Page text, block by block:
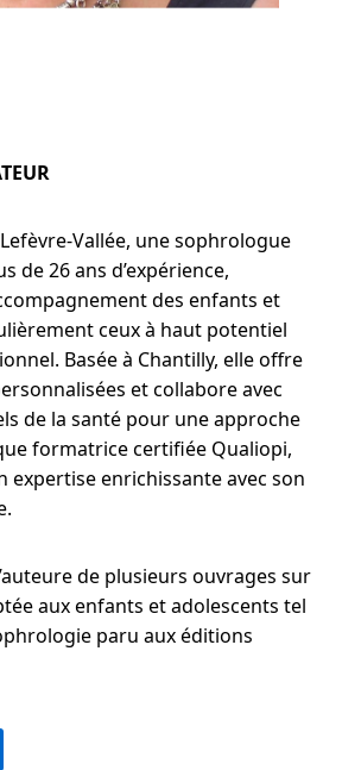
Vallée, une sophrologue
de 26 ans d’expérience,
des enfants et
ceux à haut potentiel
Basée à Chantilly, elle offre
et collabore avec
de la santé pour une approche
formatrice certifiée Qualiopi,
expertise enrichissante avec son
de plusieurs ouvrages sur
aux enfants et adolescents tel
paru aux éditions